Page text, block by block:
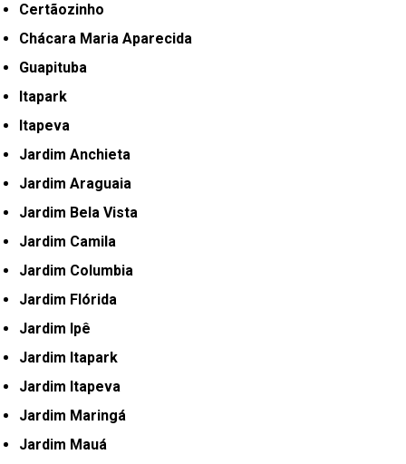
Certãozinho
Chácara Maria Aparecida
Guapituba
Itapark
Itapeva
Jardim Anchieta
Jardim Araguaia
Jardim Bela Vista
Jardim Camila
Jardim Columbia
Jardim Flórida
Jardim Ipê
Jardim Itapark
Jardim Itapeva
Jardim Maringá
Jardim Mauá